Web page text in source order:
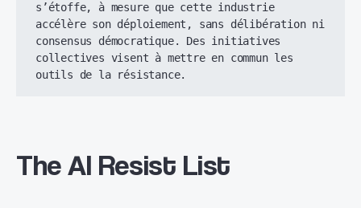
s’étoffe, à mesure que cette industrie
accélère son déploiement, sans délibération ni
consensus démocratique. Des initiatives
collectives visent à mettre en commun les
outils de la résistance.
The AI Resist List